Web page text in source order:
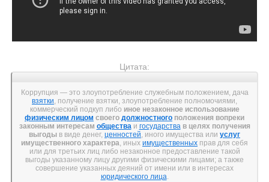
Цитата:
Коррупция — это злоупотребление служебным положением, дача
взятки, получение взятки, злоупотребление полномочиями,
коммерческий подкуп либо иное незаконное использование
физическим лицом своего должностного положения вопреки
законным интересам обществаи государства в целях получения
выгоды в виде денег, ценностей, иного имущества или услуг
имущественного характера, иных имущественных прав для себя
или для третьих лиц либо незаконное предоставление такой
выгоды указанному лицу другими физическими лицами; а также
совершение указанных деяний от имени или в интересах
юридического лица.